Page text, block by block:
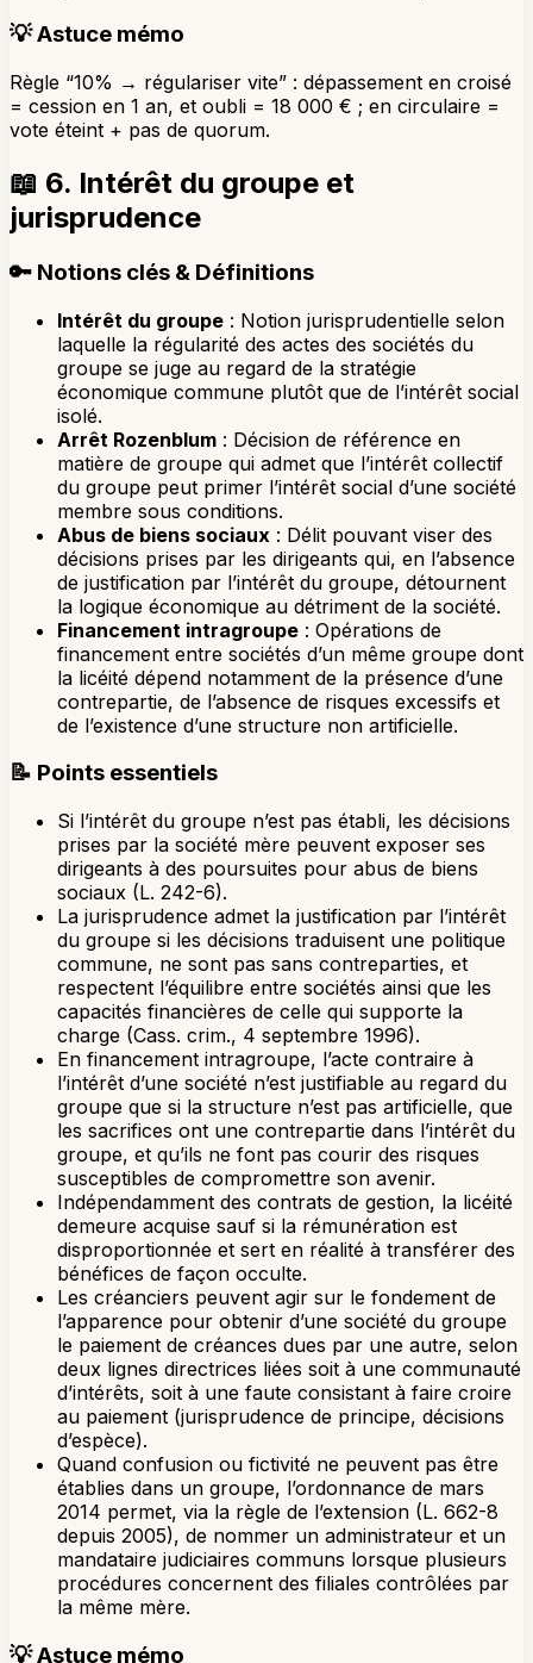
💡Astuce mémo
Règle “10% → régulariser vite” : dépassement en croisé
= cession en 1 an, et oubli = 18 000 € ; en circulaire =
vote éteint + pas de quorum.
📖 6. Intérêt du groupe et
jurisprudence
🔑 Notions clés & Définitions
Intérêt du groupe : Notion jurisprudentielle selon
laquelle la régularité des actes des sociétés du
groupe se juge au regard de la stratégie
économique commune plutôt que de l’intérêt social
isolé.
Arrêt Rozenblum : Décision de référence en
matière de groupe qui admet que l’intérêt collectif
du groupe peut primer l’intérêt social d’une société
membre sous conditions.
Abus de biens sociaux : Délit pouvant viser des
décisions prises par les dirigeants qui, en l’absence
de justification par l’intérêt du groupe, détournent
la logique économique au détriment de la société.
Financement intragroupe : Opérations de
financement entre sociétés d’un même groupe dont
la licéité dépend notamment de la présence d’une
contrepartie, de l’absence de risques excessifs et
de l’existence d’une structure non artificielle.
📝 Points essentiels
Si l’intérêt du groupe n’est pas établi, les décisions
prises par la société mère peuvent exposer ses
dirigeants à des poursuites pour abus de biens
sociaux (L. 242-6).
La jurisprudence admet la justification par l’intérêt
du groupe si les décisions traduisent une politique
commune, ne sont pas sans contreparties, et
respectent l’équilibre entre sociétés ainsi que les
capacités financières de celle qui supporte la
charge (Cass. crim., 4 septembre 1996).
En financement intragroupe, l’acte contraire à
l’intérêt d’une société n’est justifiable au regard du
groupe que si la structure n’est pas artificielle, que
les sacrifices ont une contrepartie dans l’intérêt du
groupe, et qu’ils ne font pas courir des risques
susceptibles de compromettre son avenir.
Indépendamment des contrats de gestion, la licéité
demeure acquise sauf si la rémunération est
disproportionnée et sert en réalité à transférer des
bénéfices de façon occulte.
Les créanciers peuvent agir sur le fondement de
l’apparence pour obtenir d’une société du groupe
le paiement de créances dues par une autre, selon
deux lignes directrices liées soit à une communauté
d’intérêts, soit à une faute consistant à faire croire
au paiement (jurisprudence de principe, décisions
d’espèce).
Quand confusion ou fictivité ne peuvent pas être
établies dans un groupe, l’ordonnance de mars
2014 permet, via la règle de l’extension (L. 662-8
depuis 2005), de nommer un administrateur et un
mandataire judiciaires communs lorsque plusieurs
procédures concernent des filiales contrôlées par
la même mère.
💡Astuce mémo